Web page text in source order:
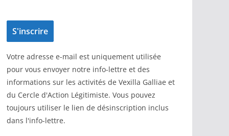
Votre adresse e-mail est uniquement utilisée
pour vous envoyer notre info-lettre et des
informations sur les activités de Vexilla Galliae et
du Cercle d'Action Légitimiste. Vous pouvez
toujours utiliser le lien de désinscription inclus
dans l'info-lettre.